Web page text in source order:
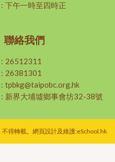
: 下午一時至四時正
聯絡我們
: 26512311
: 26381301
: tpbkg@taipobc.org.hk
: 新界大埔墟鄉事會坊32-38號
得轉載。網頁設計及維護:eSchool.hk